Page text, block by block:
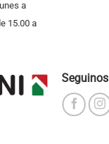
a
15.00 a
Seguinos